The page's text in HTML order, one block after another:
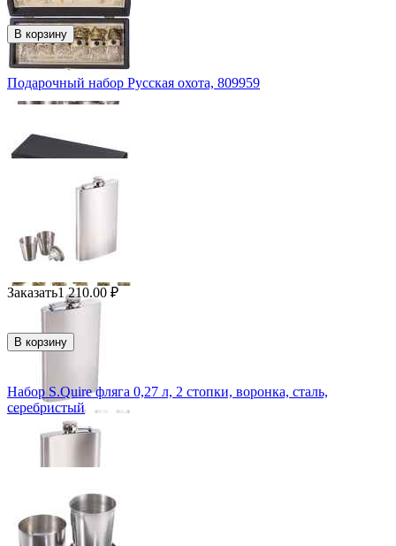
В корзину
Подарочный набор Русская охота, 809959
Заказать1 210.00 ₽
В корзину
Набор S.Quire фляга 0,27 л, 2 стопки, воронка, сталь,
серебристый